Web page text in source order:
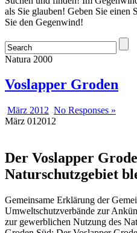
Startseite
als Sie glauben! Geben Sie einen
Sie den Gegenwind!
Natura 2000
Voslapper Groden
März 2012 No Responses »
März 01 2012
Der Voslapper
Naturschutzgebiet
Gemeinsame Erklärung der
Umweltschutzverbände zur
zur gewerblichen Nutzung des